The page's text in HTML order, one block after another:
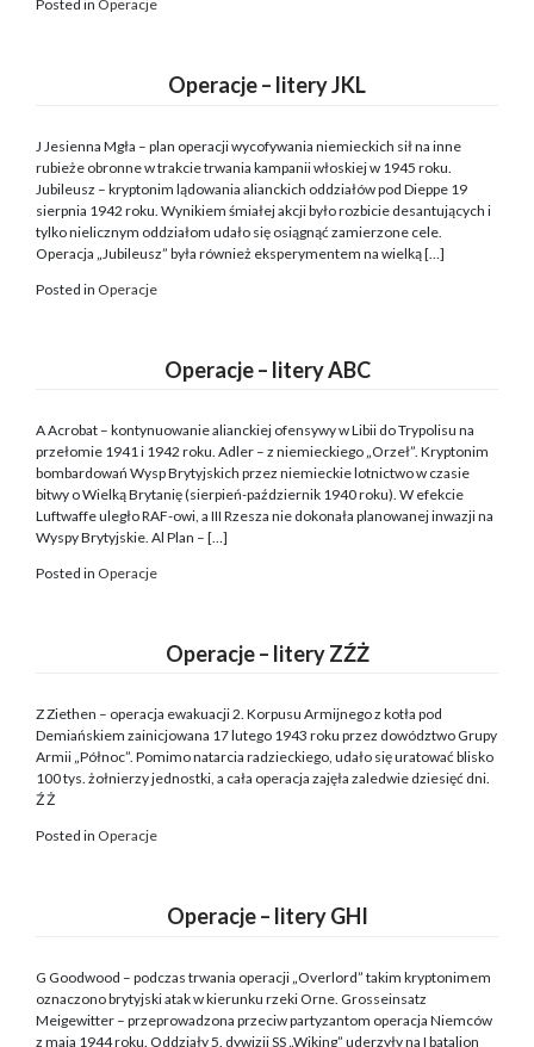
Posted in Operacje
Operacje – litery JKL
J Jesienna Mgła – plan operacji wycofywania niemieckich sił na inne
rubieże obronne w trakcie trwania kampanii włoskiej w 1945 roku.
Jubileusz – kryptonim lądowania alianckich oddziałów pod Dieppe 19
sierpnia 1942 roku. Wynikiem śmiałej akcji było rozbicie desantujących i
tylko nielicznym oddziałom udało się osiągnąć zamierzone cele.
Operacja „Jubileusz” była również eksperymentem na wielką […]
Posted in Operacje
Operacje – litery ABC
A Acrobat – kontynuowanie alianckiej ofensywy w Libii do Trypolisu na
przełomie 1941 i 1942 roku. Adler – z niemieckiego „Orzeł”. Kryptonim
bombardowań Wysp Brytyjskich przez niemieckie lotnictwo w czasie
bitwy o Wielką Brytanię (sierpień-październik 1940 roku). W efekcie
Luftwaffe uległo RAF-owi, a III Rzesza nie dokonała planowanej inwazji na
Wyspy Brytyjskie. Al Plan – […]
Posted in Operacje
Operacje – litery ZŹŻ
Z Ziethen – operacja ewakuacji 2. Korpusu Armijnego z kotła pod
Demiańskiem zainicjowana 17 lutego 1943 roku przez dowództwo Grupy
Armii „Północ”. Pomimo natarcia radzieckiego, udało się uratować blisko
100 tys. żołnierzy jednostki, a cała operacja zajęła zaledwie dziesięć dni.
Ź Ż
Posted in Operacje
Operacje – litery GHI
G Goodwood – podczas trwania operacji „Overlord” takim kryptonimem
oznaczono brytyjski atak w kierunku rzeki Orne. Grosseinsatz
Meigewitter – przeprowadzona przeciw partyzantom operacja Niemców
z maja 1944 roku. Oddziały 5. dywizji SS „Wiking” uderzyły na I batalion